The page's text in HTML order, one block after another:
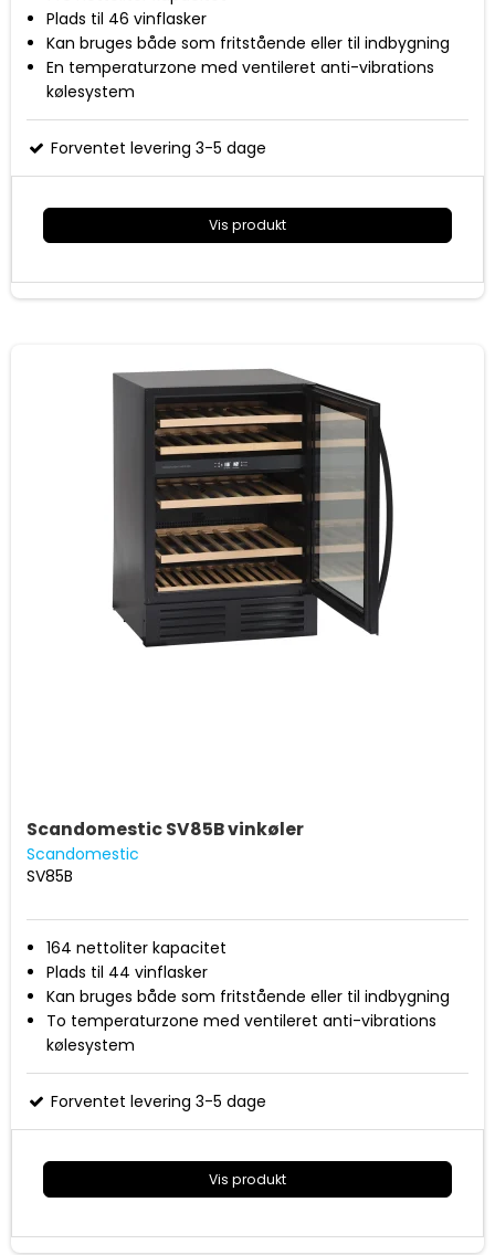
Plads til 46 vinflasker
Kan bruges både som fritstående eller til indbygning
En temperaturzone med ventileret anti-vibrations
kølesystem
Digital styring og display
Temperatur område 5-18 grader
5 + 1/2 bøgetræs hylder med stålfront
eksklusiv rammeløs for glasdør
Indvendigt horisontal LED lys
Energiklasse G
Forventet levering 3-5 dage
Vis produkt
Scandomestic SV85B vinkøler
Scandomestic
SV85B
164 nettoliter kapacitet
Plads til 44 vinflasker
Kan bruges både som fritstående eller til indbygning
To temperaturzone med ventileret anti-vibrations
kølesystem
Digital styring og display
Temperatur område 5-18 grader
4 + 1/2 bøgetræs hylder
eksklusiv rammeløs for glasdør
To indvendige horisontable LED lys
Energiklasse G
Forventet levering 3-5 dage
Vis produkt